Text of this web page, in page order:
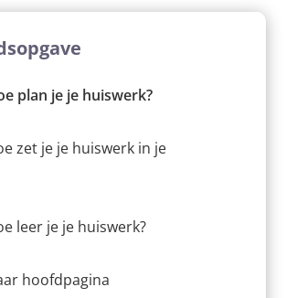
plan je je huiswerk?
zet je je huiswerk in je
leer je je huiswerk?
hoofdpagina